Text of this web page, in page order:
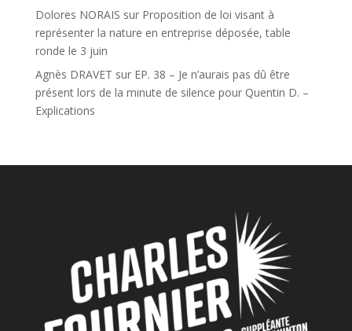
Dolores NORAIS sur Proposition de loi visant à
représenter la nature en entreprise déposée, table
ronde le 3 juin
Agnès DRAVET sur EP. 38 – Je n’aurais pas dû être
présent lors de la minute de silence pour Quentin D. –
Explications